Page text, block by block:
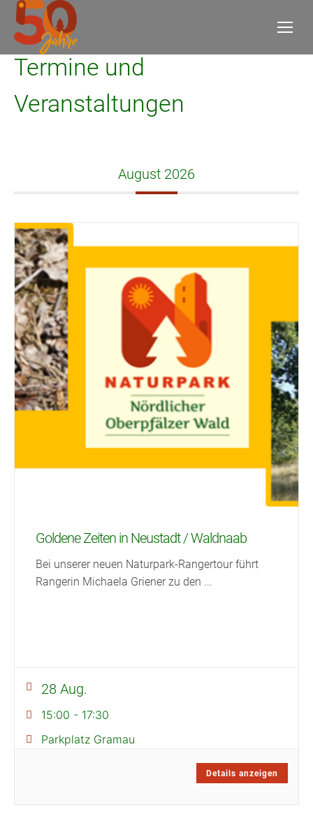
Termine und
Veranstaltungen
August 2026
Goldene Zeiten in Neustadt / Waldnaab
Bei unserer neuen Naturpark-Rangertour führt
Rangerin Michaela Griener zu den ...
28 Aug.
15:00 - 17:30
Parkplatz Gramau
Details anzeigen